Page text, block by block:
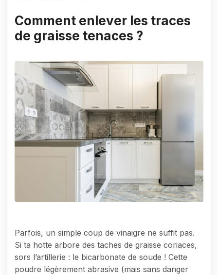
Comment enlever les traces
de graisse tenaces ?
Parfois, un simple coup de vinaigre ne suffit pas.
Si ta hotte arbore des taches de graisse coriaces,
sors l’artillerie : le bicarbonate de soude ! Cette
poudre légèrement abrasive (mais sans danger